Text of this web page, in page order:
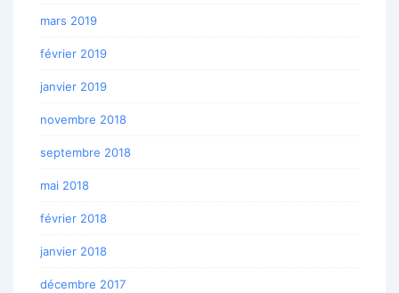
mars 2019
février 2019
janvier 2019
novembre 2018
septembre 2018
mai 2018
février 2018
janvier 2018
décembre 2017